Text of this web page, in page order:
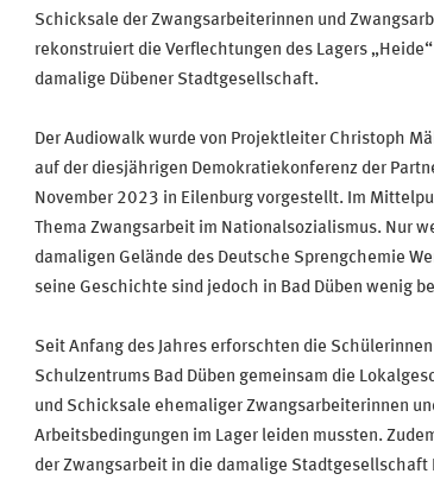
Schicksale der Zwangsarbeiterinnen und
rekonstruiert die Verflechtungen des Lagers
damalige Dübener Stadtgesellschaft.
Der Audiowalk wurde von Projektleiter Christoph
auf der diesjährigen Demokratiekonferenz der
November 2023 in Eilenburg vorgestellt. Im
Thema Zwangsarbeit im Nationalsozialismus. Nur
damaligen Gelände des Deutsche Sprengchemie
seine Geschichte sind jedoch in Bad Düben wenig
Seit Anfang des Jahres erforschten die
Schulzentrums Bad Düben gemeinsam die
und Schicksale ehemaliger Zwangsarbeiterinnen
Arbeitsbedingungen im Lager leiden mussten.
der Zwangsarbeit in die damalige Stadtgesellschaft